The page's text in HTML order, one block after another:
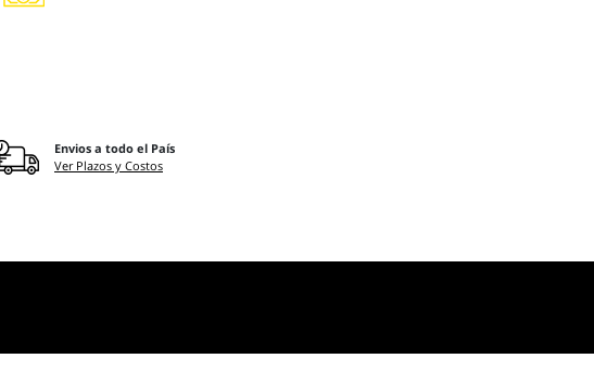
Envios a todo el País
Ver Plazos y Costos